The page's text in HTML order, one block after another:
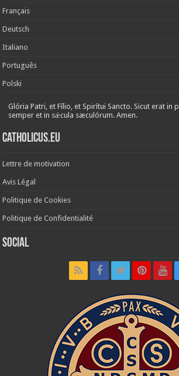
Français
Deutsch
Italiano
Português
Polski
Glória Patri, et Fílio, et Spirítui Sancto. Sicut erat in
semper et in sǽcula sæculórum. Amen.
Catholicus.eu
Lettre de motivation
Avis Légal
Politique de Cookies
Politique de Confidentialité
Social